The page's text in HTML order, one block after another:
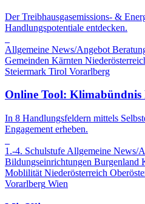
Der Treibhausgasemissions- &
Handlungspotentiale entdecken.
Allgemeine News/Angebot
Gemeinden Kärnten
Steiermark Tirol Vorarlberg
Online Tool: Klimabündnis
In 8 Handlungsfeldern mittels
Engagement erheben.
1.-4. Schulstufe Allgemeine News/
Bildungseinrichtungen Burgenland
Moblilität Niederösterreich
Vorarlberg Wien